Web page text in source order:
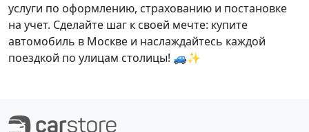
услуги по оформлению, страхованию и постановке
на учет. Сделайте шаг к своей мечте: купите
автомобиль в Москве и наслаждайтесь каждой
поездкой по улицам столицы! 🚙✨